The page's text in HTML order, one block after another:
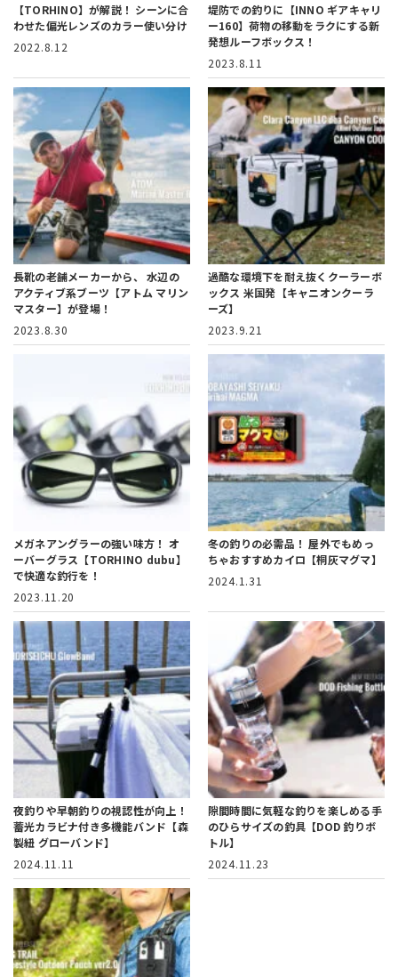
【TORHINO】が解説！ シーンに合
わせた偏光レンズのカラー使い分け
2022.8.12
堤防での釣りに【INNO ギアキャリ
ー160】荷物の移動をラクにする新
発想ルーフボックス！
2023.8.11
長靴の老舗メーカーから、水辺の
アクティブ系ブーツ【アトム マリン
マスター】が登場！
2023.8.30
過酷な環境下を耐え抜くクーラーボ
ックス 米国発【キャニオンクーラ
ーズ】
2023.9.21
メガネアングラーの強い味方！ オ
ーバーグラス【TORHINO dubu】
で快適な釣行を！
2023.11.20
冬の釣りの必需品！屋外でもめっ
ちゃおすすめカイロ【桐灰マグマ】
2024.1.31
夜釣りや早朝釣りの視認性が向上！
蓄光カラビナ付き多機能バンド【森
製紐 グローバンド】
2024.11.11
隙間時間に気軽な釣りを楽しめる手
のひらサイズの釣具【DOD 釣りボ
トル】
2024.11.23